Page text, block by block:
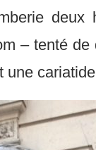
deux
– tenté
une cariatide